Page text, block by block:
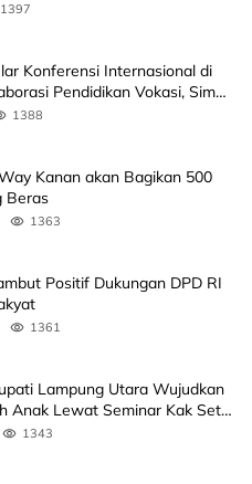
1397
Konferensi Internasional di
Pendidikan Vokasi, Simak
1388
Kanan akan Bagikan 500
Beras
1363
Positif Dukungan DPD RI
1361
Lampung Utara Wujudkan
Anak Lewat Seminar Kak Seto,
1343